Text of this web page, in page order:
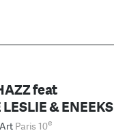
feat
& ENEEKS
Paris 10e